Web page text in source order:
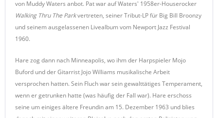
von Muddy Waters anbot. Pat war auf Waters' 1958er-Houserocker
Walking Thru The Parkvertreten, seiner Tribut-LP für Big Bill Broonzy
und seinem ausgelassenen Livealbum vom Newport Jazz Festival
1960.
Hare zog dann nach Minneapolis, wo ihm der Harpspieler Mojo
Buford und der Gitarrist Jojo Williams musikalische Arbeit
versprochen hatten. Sein Fluch war sein gewalttätiges Temperament,
wenn er getrunken hatte (was häufig der Fall war). Hare erschoss
seine um einiges ältere Freundin am 15. Dezember 1963 und blies